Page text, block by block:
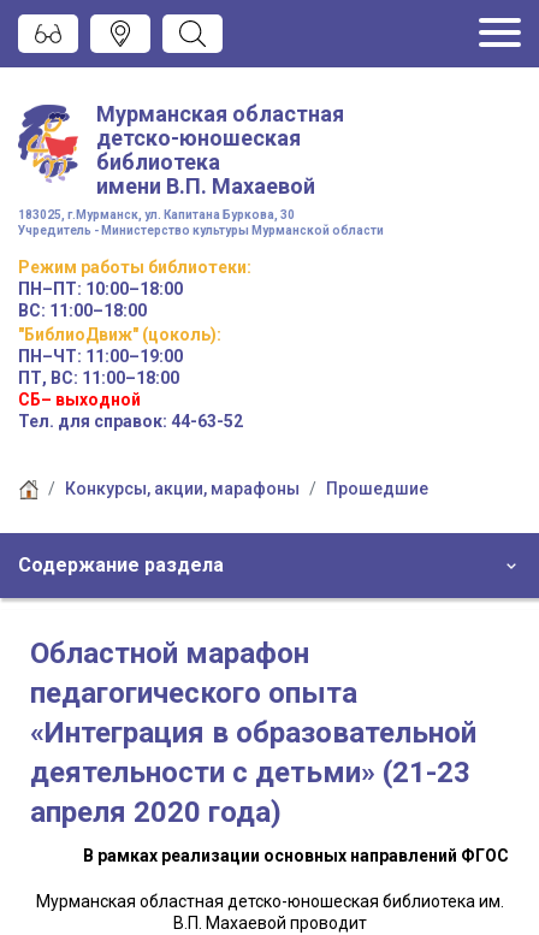
Мурманская областная
детско-юношеская
библиотека
имени В.П. Махаевой
183025, г.Мурманск, ул. Капитана Буркова, 30
Учредитель - Министерство культуры Мурманской области
Режим работы библиотеки:
ПН–ПТ: 10:00–18:00
ВС: 11:00–18:00
"БиблиоДвиж" (цоколь):
ПН–ЧТ: 11:00–19:00
ПТ, ВС: 11:00–18:00
СБ– выходной
Тел. для справок: 44-63-52
Конкурсы, акции, марафоны Прошедшие
Содержание раздела
Областной марафон
педагогического опыта
«Интеграция в образовательной
деятельности с детьми» (21-23
апреля 2020 года)
В рамках реализации основных направлений ФГОС
Мурманская областная детско-юношеская библиотека им.
В.П. Махаевой проводит